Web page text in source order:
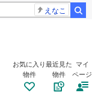
えなこ
お気に入り
物件
最近見た
物件
マイ
ページ